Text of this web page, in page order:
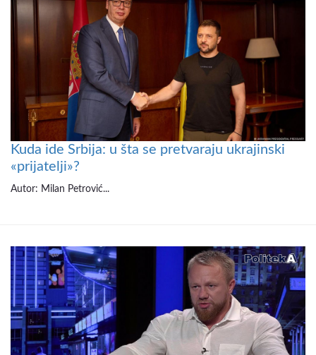
Kuda ide Srbija: u šta se pretvaraju ukrajinski
«prijatelji»?
Autor: Milan Petrović...